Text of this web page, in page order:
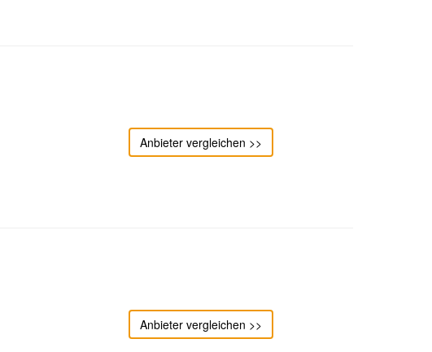
Anbieter vergleichen >>
Anbieter vergleichen >>